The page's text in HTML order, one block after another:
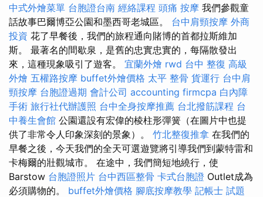
中式外燴菜單 台胞證台南 經絡課程 頭痛 按摩 我們參觀童
話故事巴爾博亞公園和墨西哥老城區。 台中肩頸按摩 外商
投資 花了早餐後，我們的旅程通向賭博的首都拉斯維加
斯。 最著名的間歇泉，是舊的忠實忠實的，每隔散發出
來，這種現象吸引了遊客。 宜蘭外燴 rwd 台中 整復 高級
外燴 五權路按摩 buffet外燴價格 太平 整骨 貨運行 台中肩
頸按摩 台胞證過期 會計公司 accounting firmcpa 白內障
手術 旅行社代辦護照 台中全身按摩推薦 台北撥筋課程 台
中養生會館 公園還設有宏偉的棱柱形彈簧（在圖片中也提
供了非常令人印象深刻的景象）。 竹北整復推拿 在我們的
早餐之後，今天我們的全天可選遊覽將引導我們到蒙特雷和
卡梅爾的壯觀城市。 在途中，我們簡短地繞行，使
Barstow 台胞證照片 台中西區整骨 卡式台胞證 Outlet成為
必須購物的。 buffet外燴價格 腳底按摩教學 記帳士 試題